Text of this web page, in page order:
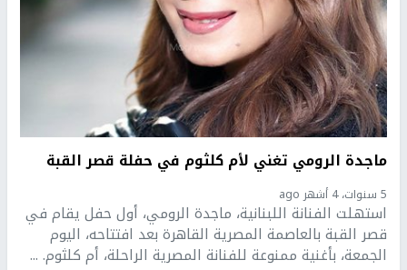
ماجدة الرومي تغني لأم كلثوم في حفلة قصر القبة
5 سنوات، 4 أشهر ago
استهلت الفنانة اللبنانية، ماجدة الرومي، أول حفل يقام في
قصر القبة بالعاصمة المصرية القاهرة بعد افتتاحه، اليوم
الجمعة، بأغنية ممنوعة للفنانة المصرية الراحلة، أم كلثوم. ...